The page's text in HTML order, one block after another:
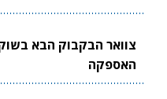
האספקה